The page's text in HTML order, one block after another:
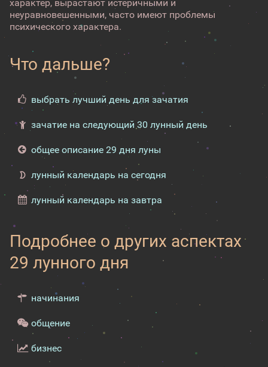
характер, вырастают истеричными и
неуравновешенными, часто имеют проблемы
психического характера.
Что дальше?
выбрать лучший день для зачатия
зачатие на следующий 30 лунный день
общее описание 29 дня луны
лунный календарь на сегодня
лунный календарь на завтра
Подробнее о других аспектах
29 лунного дня
начинания
общение
бизнес